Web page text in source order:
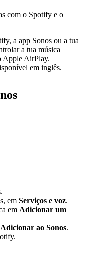
com o Spotify e o
a app Sonos ou a tua
a tua música
Apple AirPlay.
em inglês.
em Serviços e voz.
em Adicionar um
Adicionar ao Sonos.